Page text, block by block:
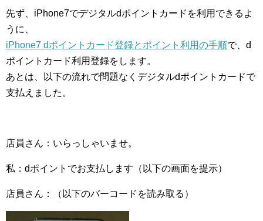
先ず、iPhone7でデジタルdポイントカードを利用できるよ
うに、
iPhone7 dポイントカード登録とポイント利用の手順で、d
ポイントカード利用登録をします。
あとは、以下の流れで問題なくデジタルdポイントカードで
支払えました。
店員さん：いらっしゃいませ。
私：dポイントでお支払します（以下の画面を提示）
店員さん：（以下のバーコードを読み取る）